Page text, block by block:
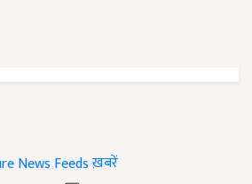
ख़बरें